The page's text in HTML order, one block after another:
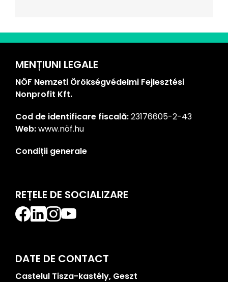
MENȚIUNI LEGALE
NÖF Nemzeti Örökségvédelmi Fejlesztési
Nonprofit Kft.
Cod de identificare fiscală:23176605-2-43
Web:www.nöf.hu
Condiții generale
REȚELE DE SOCIALIZARE
DATE DE CONTACT
Castelul Tisza-kastély, Geszt